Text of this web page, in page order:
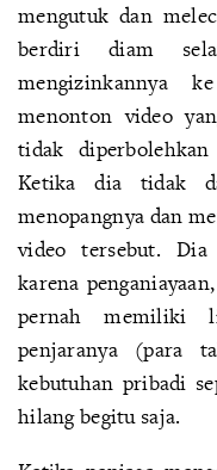
mengutuk dan
berdiri diam
mengizinkannya
menonton video
tidak
Ketika dia tidak
menopangnya dan
video tersebut. Dia
karena
pernah memiliki
penjaranya (para
kebutuhan pribadi
hilang begitu saja.